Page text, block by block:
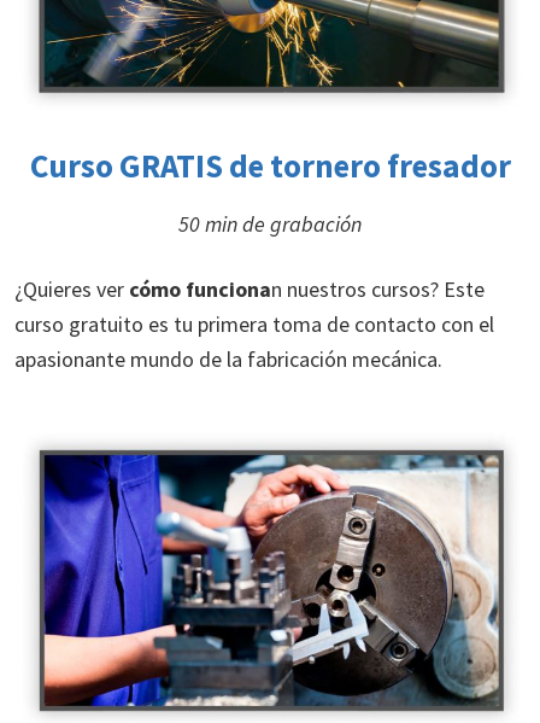
Curso GRATIS de tornero fresador
50 min de grabación
¿Quieres ver cómo funcionan nuestros cursos? Este
curso gratuito es tu primera toma de contacto con el
apasionante mundo de la fabricación mecánica.